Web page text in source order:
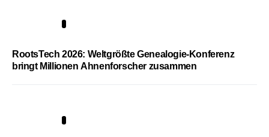
RootsTech 2026: Weltgrößte Genealogie-Konferenz
bringt Millionen Ahnenforscher zusammen